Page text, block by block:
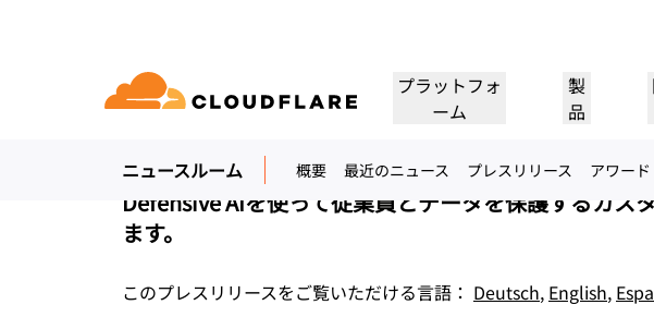
プラットフォ
ーム
スを60以上提供しま
エンタープライズ
大中企業向け 小規模組織向け
Cloudflareパート
製
品
Cloudflare One）
アプリケーションセキュリ
レイヤー7のDDoS攻撃対策
アプリケーションパフォー
CDN
ドキュメンテーション
開発者ライブラリ
ドキュメントとガイド
アプリケーションデモ チュートリアル
パートナーネットワーク
Cloudflareで成長、革新、顧客ニーズを満
リソースの検索と案件
パートナーのタイプ
相談
デモと製品ツアー 導入事例
ライブラリ レポート
会社情報
リーダーシップ IR
信頼、プライバシー、安全性
ニュースルーム 概要 最近のニュース プレスリリース アワード
Cloudflare、新たな脅威から
Defensive AIを使って従業員とデータを保護するカ
ます。
このプレスリリースをご覧いただける言語： Deutsch, English,